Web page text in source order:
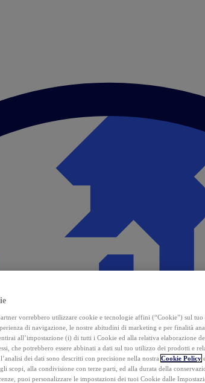
vorrebbero utilizzare cookie e tecnologie affini (“Cookie”) sul
di navigazione, le nostre abitudini di marketing e per finalità
all’impostazione (i) di tutti i Cookie ed alla relativa elaborazione
che potrebbero essere abbinati a dati sul tuo utilizzo dei prodotti e
dei dati sono descritti con precisione nella nostra Cookie Policy
scopi, alla condivisione con terze parti, ed alla durata della
puoi personalizzare le impostazioni dei tuoi Cookie dalle